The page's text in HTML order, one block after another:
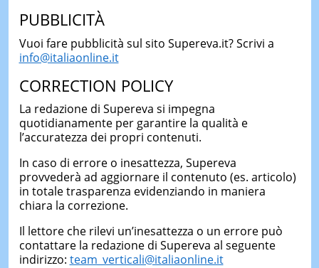
PUBBLICITÀ
Vuoi fare pubblicità sul sito Supereva.it? Scrivi a
info@italiaonline.it
CORRECTION POLICY
La redazione di Supereva si impegna
quotidianamente per garantire la qualità e
l’accuratezza dei propri contenuti.
In caso di errore o inesattezza, Supereva
provvederà ad aggiornare il contenuto (es. articolo)
in totale trasparenza evidenziando in maniera
chiara la correzione.
Il lettore che rilevi un’inesattezza o un errore può
contattare la redazione di Supereva al seguente
indirizzo: team_verticali@italiaonline.it